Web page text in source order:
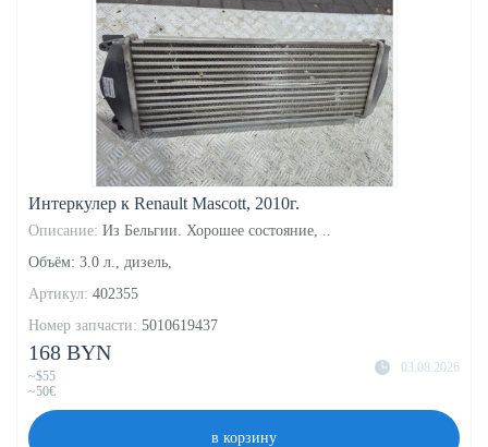
Интеркулер к Renault Mascott, 2010г.
Описание: Из Бельгии. Хорошее состояние, ..
Объём: 3.0 л., дизель,
Артикул: 402355
Номер запчасти: 5010619437
03.08.2026
168 BYN
~$55
~50€
в корзину